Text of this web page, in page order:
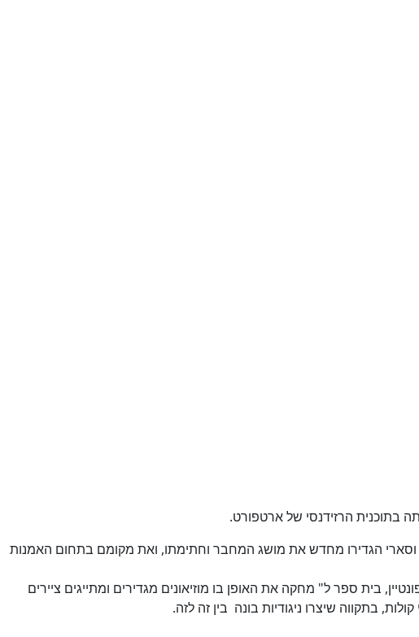
בתוכנית הרזידנסי של ארטפורט.
הגדירו מחדש את מושג המחבר וחתימתו, ואת מקומם בתחום האמנות
כותרת הפרויקט "פונטיין, בית ספר ל" מחקה את האופן בו מוזיאונים מגדירים ומתייגים ציירים
בתקווה שיצרו ניגודיות בונה בין זה לזה.